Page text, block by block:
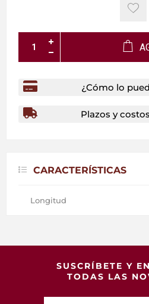
¿Cómo lo
Plazos y
CARACTERÍSTICAS
Longitud
SUSCRÍBETE Y
TODAS LAS